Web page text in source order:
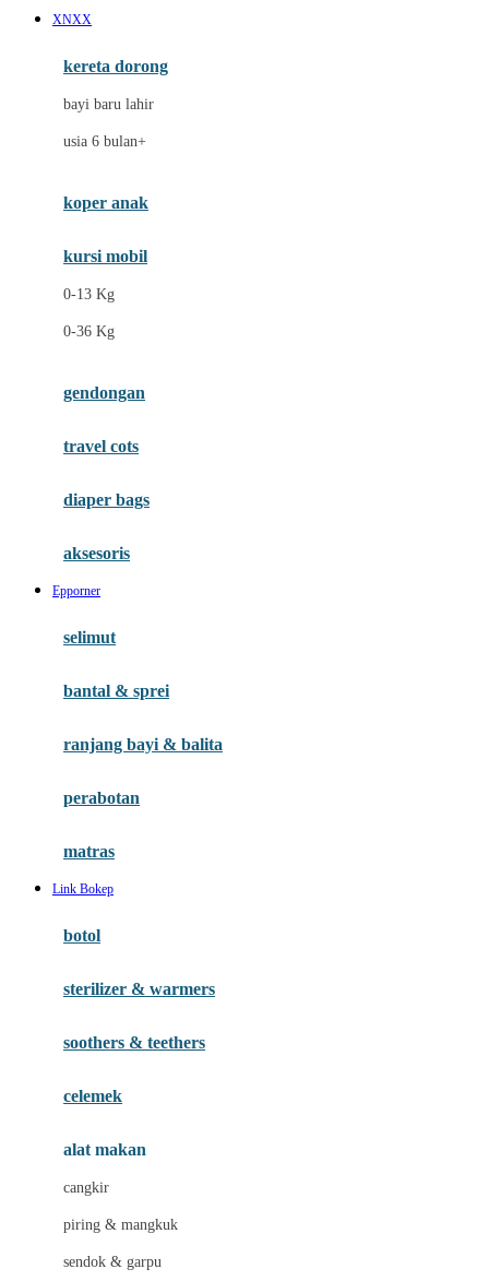
E
ELC
Ergobaby
Ezyroller
F
Felt So Sweet
Fisher Price
Gb
Habbie
Haenim
Hauck
Havaianas
Hybrid
I
Inlacta DHA
Ivenet
XNXX
kereta dorong
bayi baru lahir
usia 6 bulan+
koper anak
kursi mobil
0-13 Kg
0-36 Kg
gendongan
travel cots
diaper bags
aksesoris
Epporner
selimut
bantal & sprei
ranjang bayi & balita
perabotan
matras
Link Bokep
botol
sterilizer & warmers
soothers & teethers
celemek
alat makan
cangkir
piring & mangkuk
sendok & garpu